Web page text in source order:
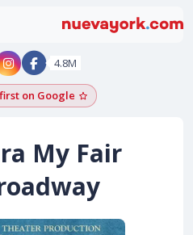
- YouTube
York - Instagram
4.8M
on GoogleAdd as a Google
My Fair